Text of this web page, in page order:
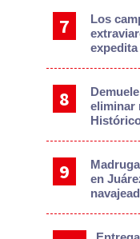
Los
expedita
eliminar
en